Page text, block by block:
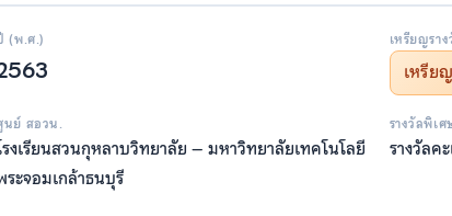
(พ.ศ.) เหรียญราง
เหรีย
นย์ สอวน.
รงเรียนสวนกุหลาบวิทยาลัย – มหาวิทยาลัยเทคโนโลยี
ระจอมเกล้าธนบุรี
รางวัลพิเศ
รางวัลค